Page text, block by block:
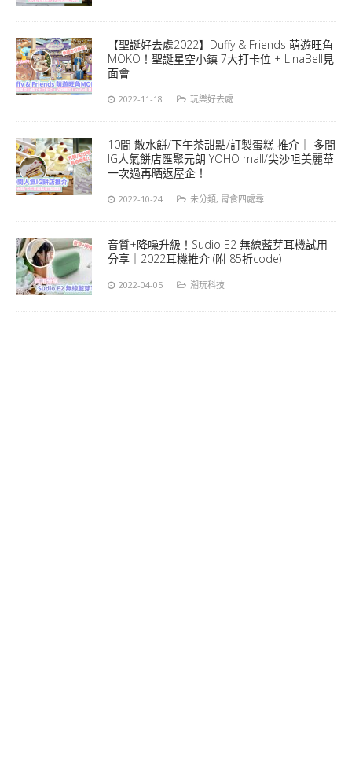
【聖誕好去處2022】Duffy & Friends 萌遊旺角
MOKO！聖誕星空小鎮 7大打卡位 + LinaBell見
面會
2022-11-18 玩樂好去處
10間 散水餅/下午茶甜點/訂製蛋糕 推介｜ 多間
IG人氣餅店匯聚元朗 YOHO mall/尖沙咀美麗華
一次過再晒返屋企！
2022-10-24 未分類, 胃食四處尋
音質+降噪升級！Sudio E2 無線藍芽耳機試用
分享｜2022耳機推介 (附 85折code)
2022-04-05 潮玩科技